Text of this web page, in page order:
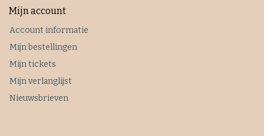
Mijn account
Account informatie
Mijn bestellingen
Mijn tickets
Mijn verlanglijst
Nieuwsbrieven